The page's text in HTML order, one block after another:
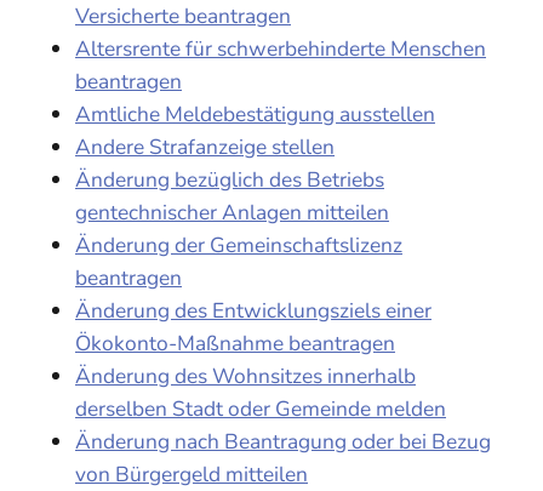
Versicherte beantragen
Altersrente für schwerbehinderte Menschen
beantragen
Amtliche Meldebestätigung ausstellen
Andere Strafanzeige stellen
Änderung bezüglich des Betriebs
gentechnischer Anlagen mitteilen
Änderung der Gemeinschaftslizenz
beantragen
Änderung des Entwicklungsziels einer
Ökokonto-Maßnahme beantragen
Änderung des Wohnsitzes innerhalb
derselben Stadt oder Gemeinde melden
Änderung nach Beantragung oder bei Bezug
von Bürgergeld mitteilen